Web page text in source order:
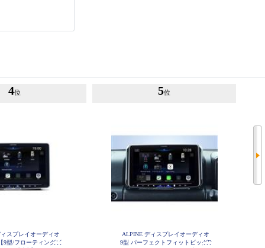
4位
スプレイオーディオ
9型/フローティングビ
5位
ALPINE ディスプレイオーディオ
9型 パーフェクトフィットビッグD